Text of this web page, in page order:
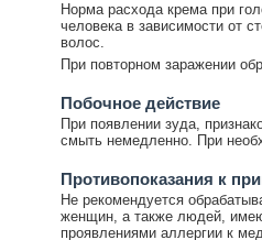
Норма расхода крема при
человека в зависимости от
волос.
При повторном заражении
Побочное действие
При появлении зуда,
смыть немедленно. При
Противопоказания к
Не рекомендуется
женщин, а также людей,
проявлениями аллергии к